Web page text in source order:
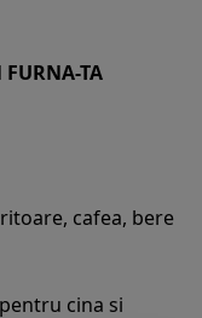
FURNA-TA
cafea, bere
cina si